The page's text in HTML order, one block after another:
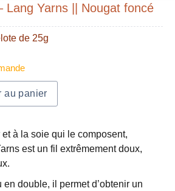
Lang Yarns || Nougat foncé
de 25g
au panier
à la soie qui le composent,
est un fil extrêmement doux,
en double, il permet d’obtenir un